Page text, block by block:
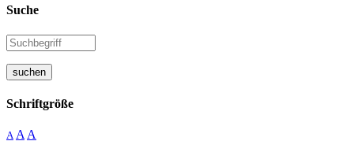
Suche
suchen
Schriftgröße
A A A